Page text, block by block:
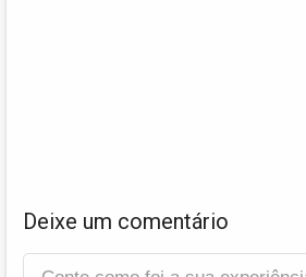
Deixe um comentário